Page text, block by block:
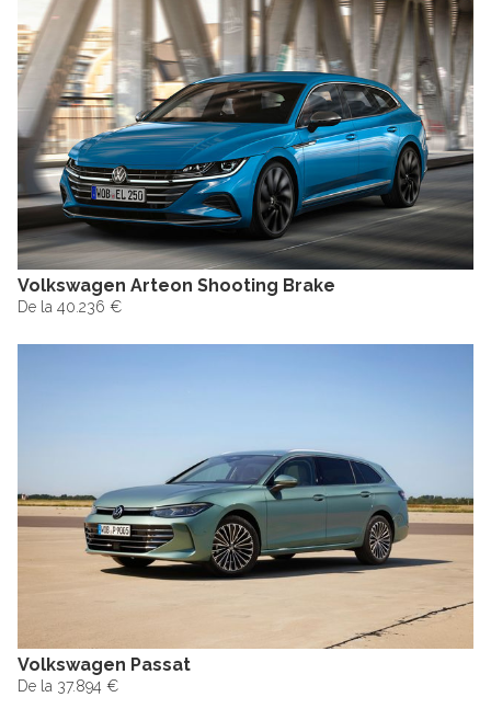
Volkswagen Arteon Shooting Brake
De la 40.236 €
Volkswagen Passat
De la 37.894 €